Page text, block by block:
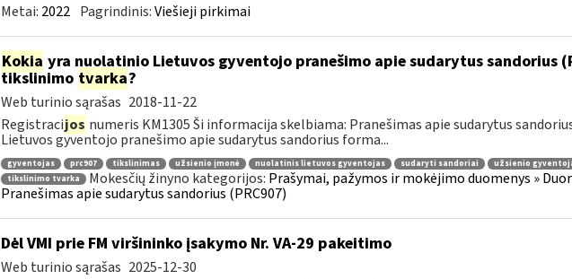
Metai: 2022 Pagrindinis:Viešieji pirkimai
Kokia yra nuolatinio Lietuvos gyventojo pranešimo apie sudarytus sandorius
tikslinimo tvarka?
Web turinio sąrašas 2018-11-22
Registracijos numeris KM1305 Ši informacija skelbiama: Pranešimas apie sudarytus
Lietuvos gyventojo pranešimo apie sudarytus sandorius forma...
gyventojas prc907 tikslinimas užsienio įmonė nuolatinis lietuvos gyventojas sudaryti sandoriai užsienio
tikslinimo tvarka
Mokesčių žinyno kategorijos: Prašymai, pažymos ir mokėjimo duomenys »
Pranešimas apie sudarytus sandorius (PRC907)
Dėl VMI prie FM viršininko įsakymo Nr. VA-29 pakeitimo
Web turinio sąrašas 2025-12-30